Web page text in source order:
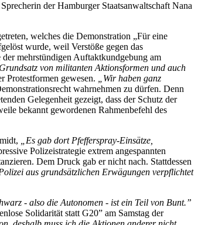
der Hamburger Staatsanwaltschaft Nana
welches die Demonstration „Für eine
wurde, weil Verstöße gegen das
mehrstündigen Auftaktkundgebung am
von militanten Aktionsformen und auch
Protestformen gewesen.
„Wir haben ganz
wahrnehmen zu dürfen. Denn
Gelegenheit gezeigt, dass der Schutz der
bekannt gewordenen Rahmenbefehl des
„Es gab dort Pfefferspray-Einsätze,
Polizeistrategie extrem angespannten
Dem Druck gab er nicht nach. Stattdessen
Polizei aus grundsätzlichen Erwägungen verpflichtet
- also die Autonomen - ist ein Teil von Bunt.”
Solidarität statt G20” am Samstag der